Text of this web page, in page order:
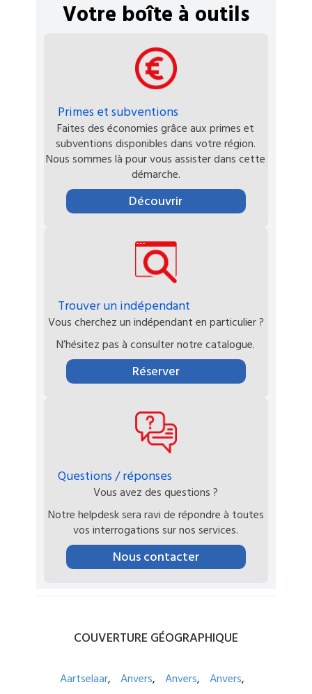
Votre boîte à outils
Primes et subventions
Faites des économies grâce aux primes et
subventions disponibles dans votre région.
Nous sommes là pour vous assister dans cette
démarche.
Découvrir
Trouver un indépendant
Vous cherchez un indépendant en particulier ?
N’hésitez pas à consulter notre catalogue.
Réserver
Questions / réponses
Vous avez des questions ?
Notre helpdesk sera ravi de répondre à toutes
vos interrogations sur nos services.
Nous contacter
COUVERTURE GÉOGRAPHIQUE
Aartselaar Anvers Anvers
Anvers